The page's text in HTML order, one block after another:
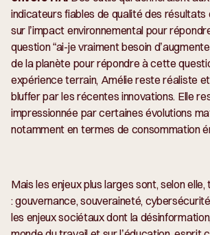
indicateurs fiables de qualité des résultats
sur l’impact environnemental pour
question “ai-je vraiment besoin
de la planète pour répondre à cette
expérience terrain, Amélie reste réaliste
bluffer par les récentes innovations. Elle
impressionnée par certaines évolutions
notamment en termes de consommation
Mais les enjeux plus larges sont, selon
: gouvernance, souveraineté,
les enjeux sociétaux dont la